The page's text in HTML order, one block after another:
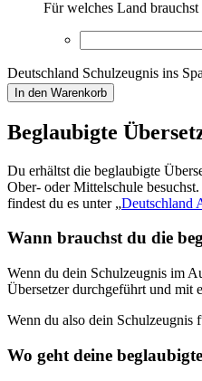
Für welches Land
Deutschland Schulzeugnis ins
In den Warenkorb
Beglaubigte
Du erhältst die beglaubigte
Ober- oder Mittelschule
findest du es unter „Deutschland
Wann brauchst du die
Wenn du dein Schulzeugnis im
Übersetzer durchgeführt und mit
Wenn du also dein Schulzeugnis
Wo geht deine